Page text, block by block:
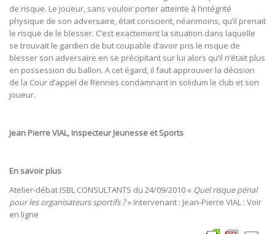
de risque. Le joueur, sans vouloir porter atteinte à l’intégrité
physique de son adversaire, était conscient, néanmoins, qu’il prenait
le risque de le blesser. C’est exactement la situation dans laquelle
se trouvait le gardien de but coupable d’avoir pris le risque de
blesser son adversaire en se précipitant sur lui alors qu’il n’était plus
en possession du ballon. A cet égard, il faut approuver la décision
de la Cour d’appel de Rennes condamnant in solidum le club et son
joueur.
Jean Pierre VIAL, Inspecteur Jeunesse et Sports
En savoir plus
Atelier-débat ISBL CONSULTANTS du 24/09/2010 « Quel risque pénal
pour les organisateurs sportifs ?» Intervenant : Jean-Pierre VIAL : Voir
en ligne